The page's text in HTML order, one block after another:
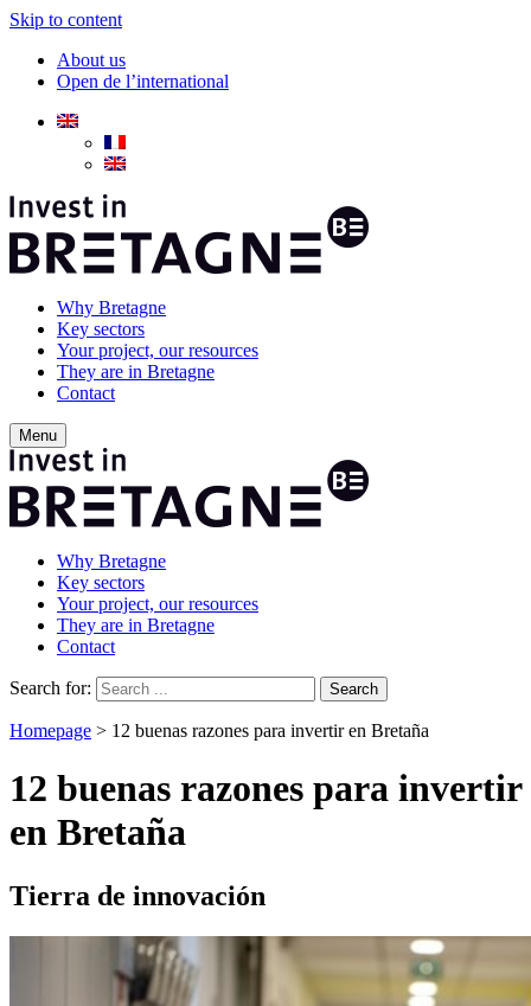
Skip to content
About us
Open de l’international
Why Bretagne
Key sectors
Your project, our resources
They are in Bretagne
Contact
Menu
Why Bretagne
Key sectors
Your project, our resources
They are in Bretagne
Contact
Search for:
Homepage > 12 buenas razones para invertir en Bretaña
12 buenas razones para invertir
en Bretaña
Tierra de innovación